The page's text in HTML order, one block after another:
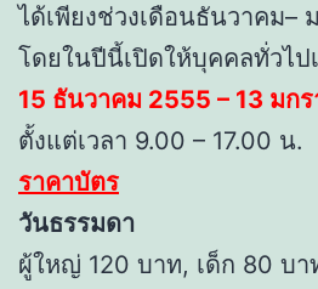
ได้เพียงช่วงเดือนธันวาคม–
โดยในปีนี้เปิดให้บุคคลทั่วไป
15 ธันวาคม 2555 – 13 มก
ตั้งแต่เวลา 9.00 – 17.00 น.
ราคาบัตร
วันธรรมดา
ผู้ใหญ่ 120 บาท, เด็ก 80 บา